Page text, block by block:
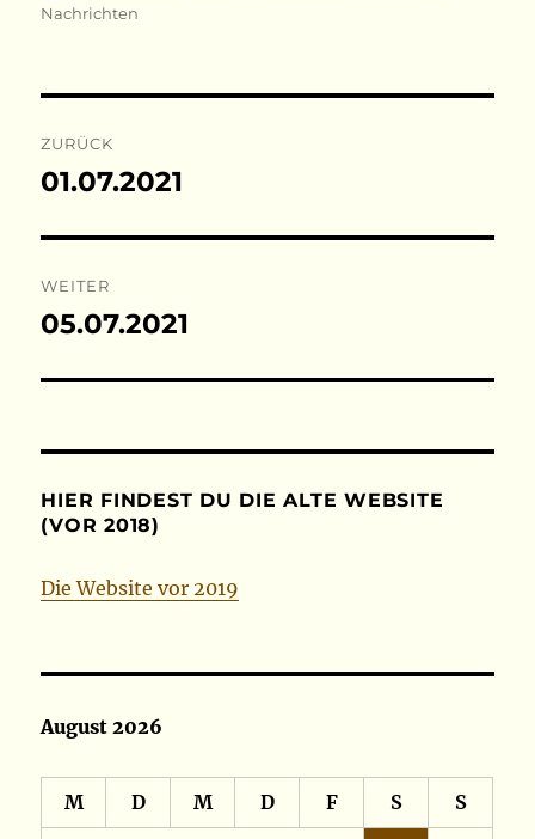
Nachrichten
ZURÜCK
Vorheriger
01.07.2021
WEITER
Nächster
05.07.2021
HIER FINDEST DU DIE ALTE WEBSITE
(VOR 2018)
Die Website vor 2019
August 2026
M D M D F S S